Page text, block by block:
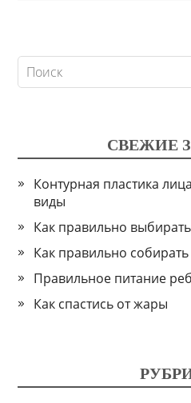
СВЕЖИЕ
Контурная пластика
виды
Как правильно
Как правильно
Правильное питание
Как спастись от жары